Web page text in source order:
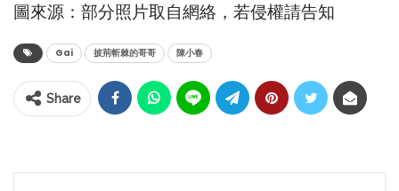
圖來源：部分照片取自網絡，若侵權請告知
Gai 披荊斬棘的哥哥 陳小春
Share